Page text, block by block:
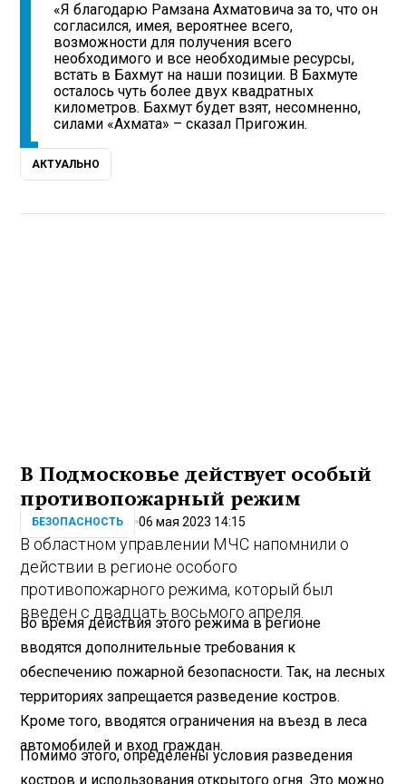
«Я благодарю Рамзана Ахматовича за то, что он
согласился, имея, вероятнее всего,
возможности для получения всего
необходимого и все необходимые ресурсы,
встать в Бахмут на наши позиции. В Бахмуте
осталось чуть более двух квадратных
километров. Бахмут будет взят, несомненно,
силами «Ахмата» – сказал Пригожин.
АКТУАЛЬНО
В Подмосковье действует особый
противопожарный режим
БЕЗОПАСНОСТЬ 06 мая 2023 14:15
В областном управлении МЧС напомнили о
действии в регионе особого
противопожарного режима, который был
введен с двадцать восьмого апреля.
Во время действия этого режима в регионе
вводятся дополнительные требования к
обеспечению пожарной безопасности. Так, на лесных
территориях запрещается разведение костров.
Кроме того, вводятся ограничения на въезд в леса
автомобилей и вход граждан.
Помимо этого, определены условия разведения
костров и использования открытого огня. Это можно